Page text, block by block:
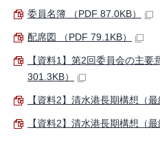
委員名簿 （PDF 87.0KB）
配席図 （PDF 79.1KB）
【資料1】第2回委員会の主要
301.3KB）
【資料2】清水港長期構想（
【資料2】清水港長期構想（